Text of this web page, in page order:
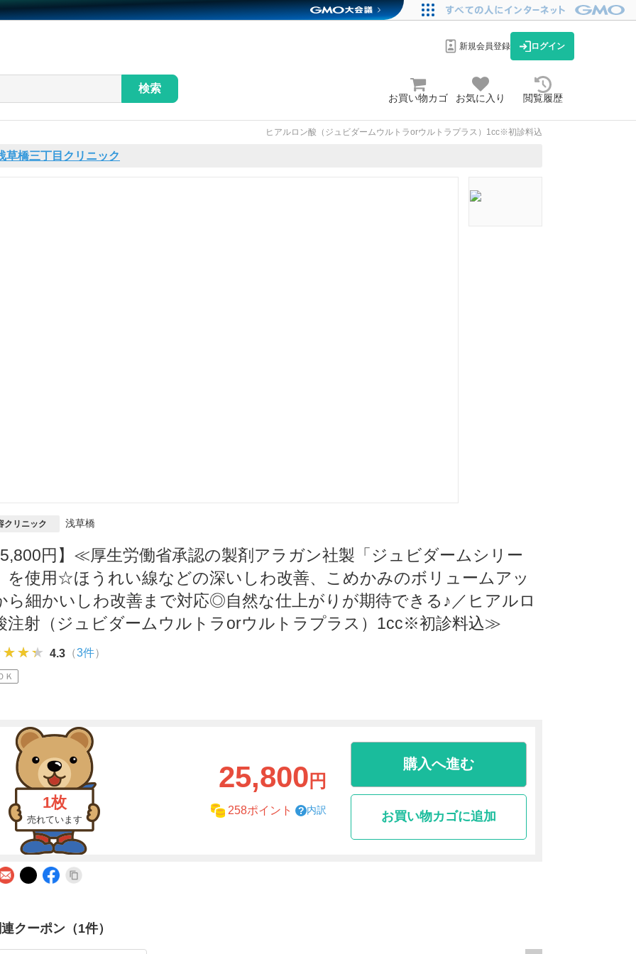
新規会員登録 ログイン
検索
お買い物カゴ お気に入り 閲覧履歴
ヒアルロン酸（ジュビダームウルトラorウルトラプラス）1cc※初診料込
草橋三丁目クリニック
クリニック 浅草橋
円】≪厚生労働省承認の製剤アラガン社製「ジュビダームシリー
を使用☆ほうれい線などの深いしわ改善、こめかみのボリュームアッ
ら細かいしわ改善まで対応◎自然な仕上がりが期待できる♪／ヒアルロ
注射（ジュビダームウルトラorウルトラプラス）1cc※初診料込≫
4.3 （3件）
Ｋ
1枚
売れています
25,800 円
258ポイント 内訳
購入へ進む
お買い物カゴに追加
クーポン（1件）